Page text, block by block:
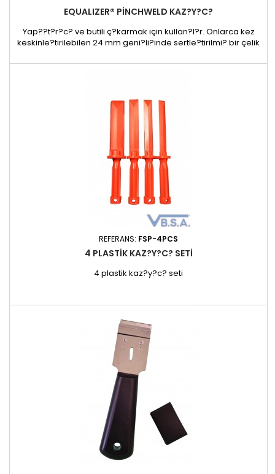
EQUALIZER® PINCHWELD KAZ?Y?C?
Yap??t?r?c? ve butili ç?karmak için kullan?l?r. Onlarca kez
keskinle?tirilebilen 24 mm geni?li?inde sertle?tirilmi? bir çelik
REFERANS: FSP-4PCS
4 PLASTIK KAZ?Y?C? SETI
4 plastik kaz?y?c? seti